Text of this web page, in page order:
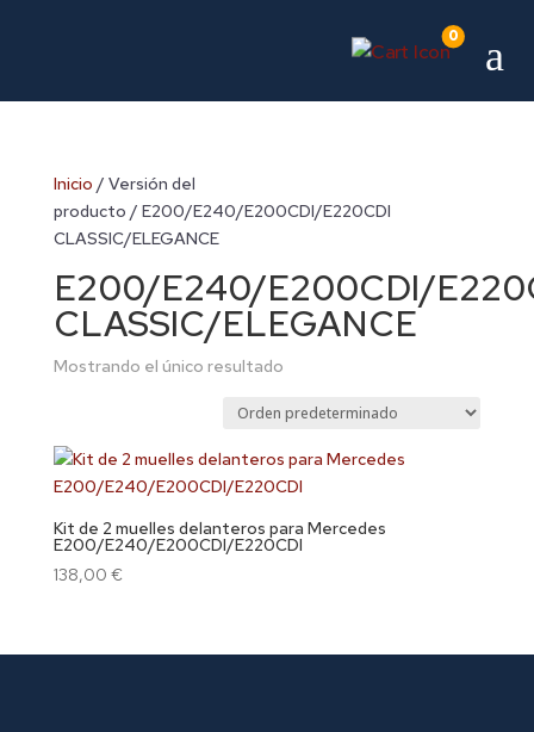
0 a
Inicio / Versión del
producto / E200/E240/E200CDI/E220CDI
CLASSIC/ELEGANCE
E200/E240/E200CDI/
CLASSIC/ELEGANCE
Mostrando el único resultado
Kit de 2 muelles delanteros para Mercedes
E200/E240/E200CDI/E220CDI
138,00 €